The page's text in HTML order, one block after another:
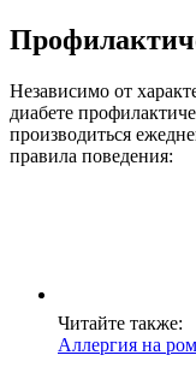
Независимо от
диабете
производиться
правила поведения:
Читайте также:
Аллергия на